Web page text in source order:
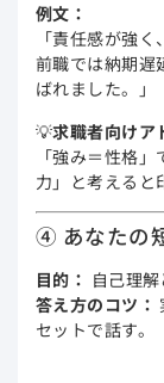
例文：
「責任感が強
前職では納期遅
ばれました。」
💡求職者向けア
「強み＝性格
力」と考えると
④ あなたの
目的： 自己理解
答え方のコツ：
セットで話す。